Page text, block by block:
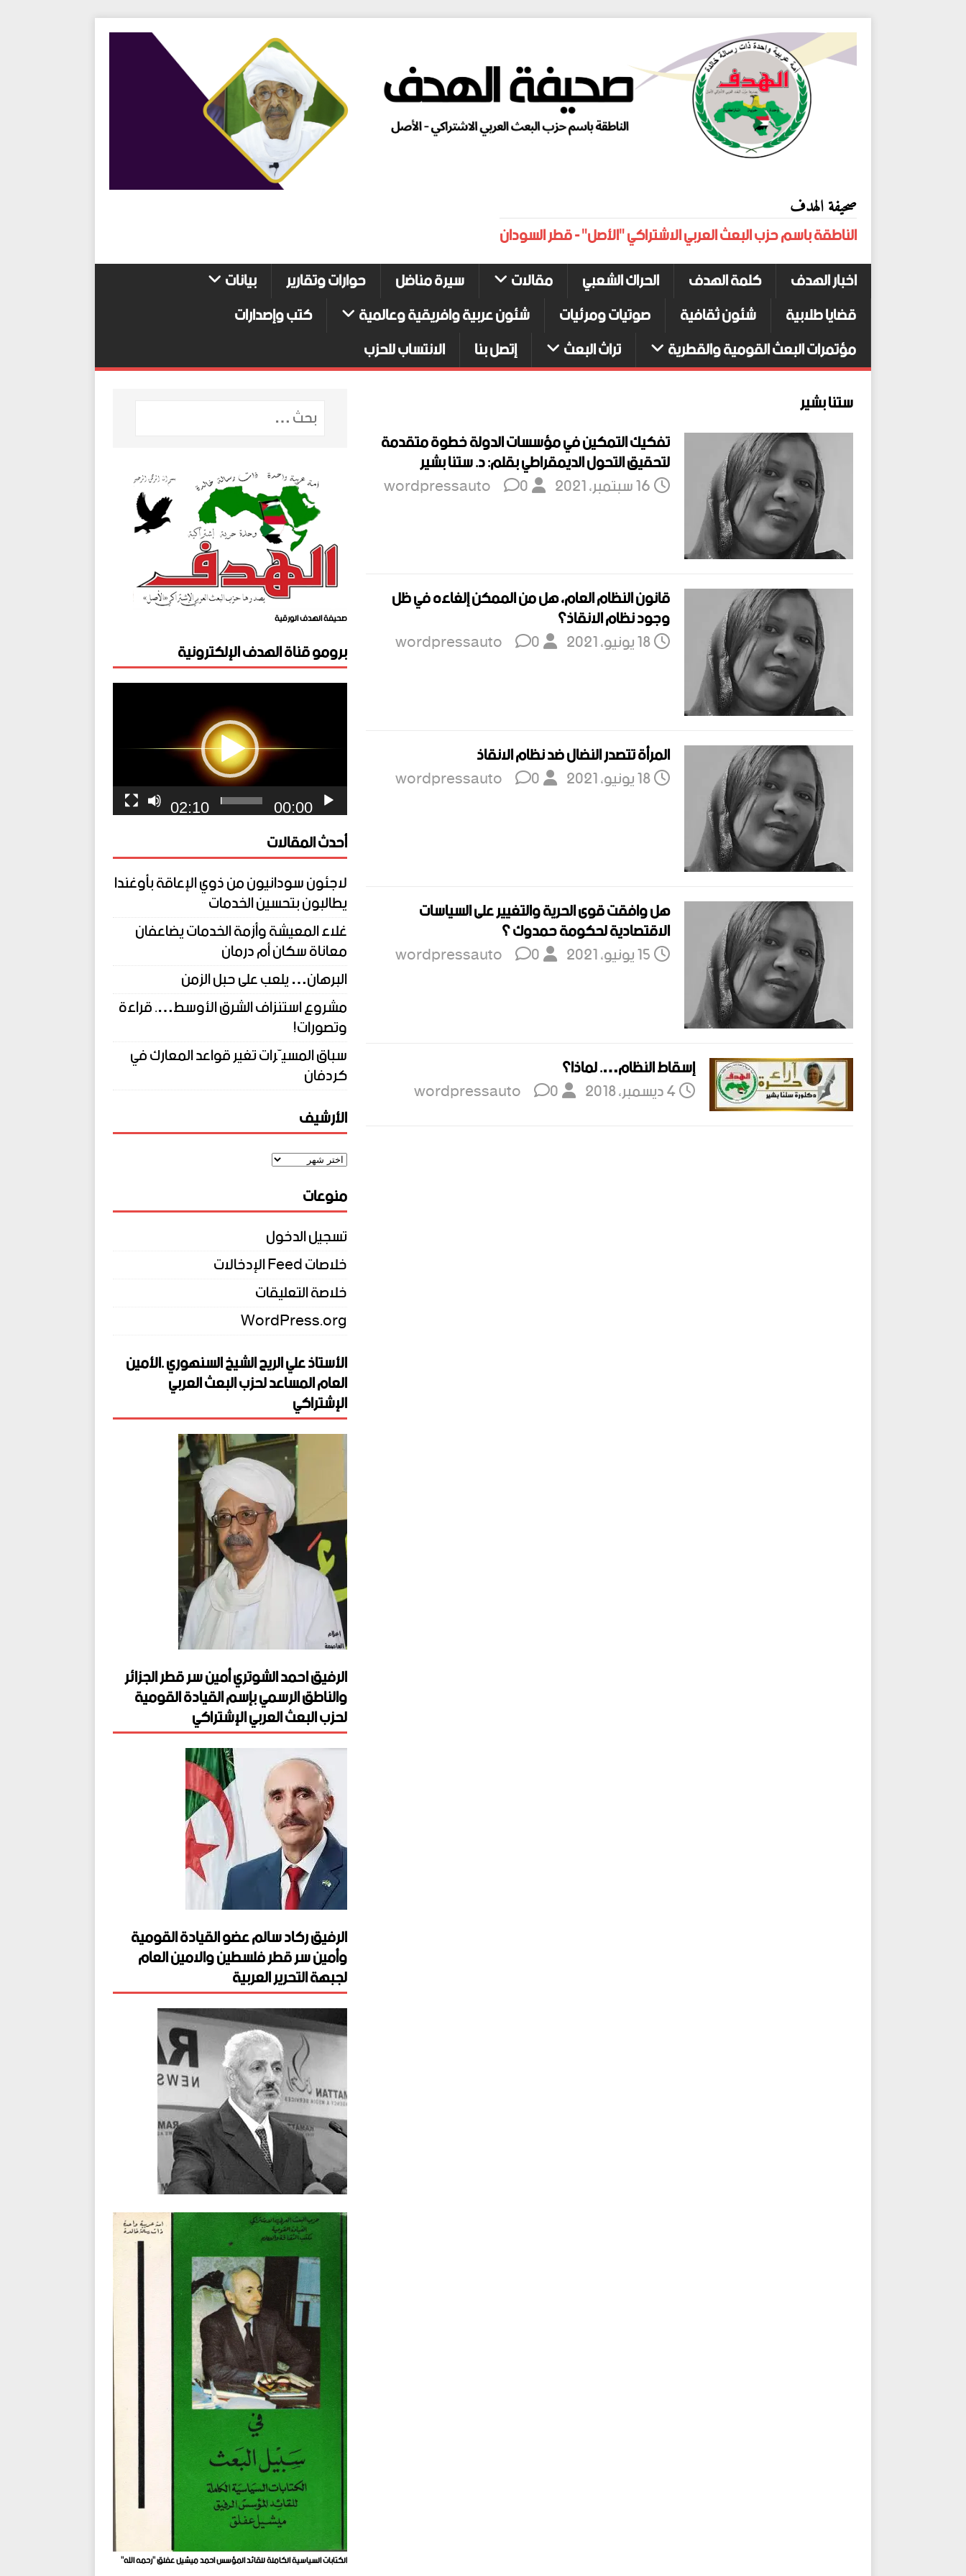
صحيفة الهدف
الناطقة باسم حزب البعث العربي الاشتراكي "الأصل" - قطر السودان
اخبار الهدف
كلمة الهدف الحراك الشعبي مقالات سيرة مناضل حوارات وتقارير
بيانات
قضايا طلابية
شئون ثقافية صوتيات ومرئيات شئون عربية وافريقية وعالمية
كتب وإصدارات
مؤتمرات البعث القومية والقطرية
تراث البعث إتصل بنا
الانتساب للحزب
ستنا بشير
تفكيك التمكين في مؤسسات الدولة خطوة متقدمة
لتحقيق التحول الديمقراطي بقلم: د. ستنا بشير
16 سبتمبر، 2021 wordpressauto 0
قانون النظام العام، هل من الممكن إلغاءه في ظل
وجود نظام الانقاذ؟
18 يونيو، 2021 wordpressauto 0
المرأة تتصدر النضال ضد نظام الانقاذ
18 يونيو، 2021 wordpressauto 0
هل وافقت قوى الحرية والتغيير على السياسات
الاقتصادية لحكومة حمدوك ؟
15 يونيو، 2021 wordpressauto 0
إسقاط النظام…. لماذا؟
4 ديسمبر، 2018 wordpressauto 0
صحيفة الهدف الورقية
برومو قناة الهدف الإلكترونية
مشغل
00:00
02:10
أحدث المقالات
لاجئون سودانيون من ذوي الإعاقة بأوغندا
يطالبون بتحسين الخدمات
غلاء المعيشة وأزمة الخدمات يضاعفان
معاناة سكان أم درمان
البرهان… يلعب على حبل الزمن
مشروع استنزاف الشرق الأوسط…. قراءة
وتصورات!
سباق المسيّرات تغير قواعد المعارك في
كردفان
الأرشيف
منوعات
تسجيل الدخول
خلاصات Feed الإدخالات
خلاصة التعليقات
WordPress.org
الأستاذ علي الريح الشيخ السنهوري .الأمين
العام المساعد لحزب البعث العربي
الإشتراكي
الرفيق احمد الشوتري أمين سر قطر الجزائر
والناطق الرسمي بإسم القيادة القومية
لحزب البعث العربي الإشتراكي
الرفيق ركاد سالم عضو القيادة القومية
وأمين سر قطر فلسطين والامين العام
لجبهة التحرير العربية
الكتابات السياسية الكاملة للقائد المؤسس احمد ميشيل عفلق "رحمه الله"